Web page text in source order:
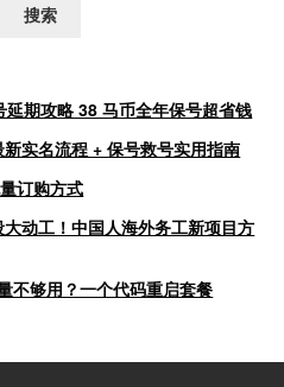
搜索
期攻略 38 马币全年保号超省钱
实名流程 + 保号救号实用指南
订购方式
动工！中国人海外务工新项目方
不够用？一个代码重启套餐